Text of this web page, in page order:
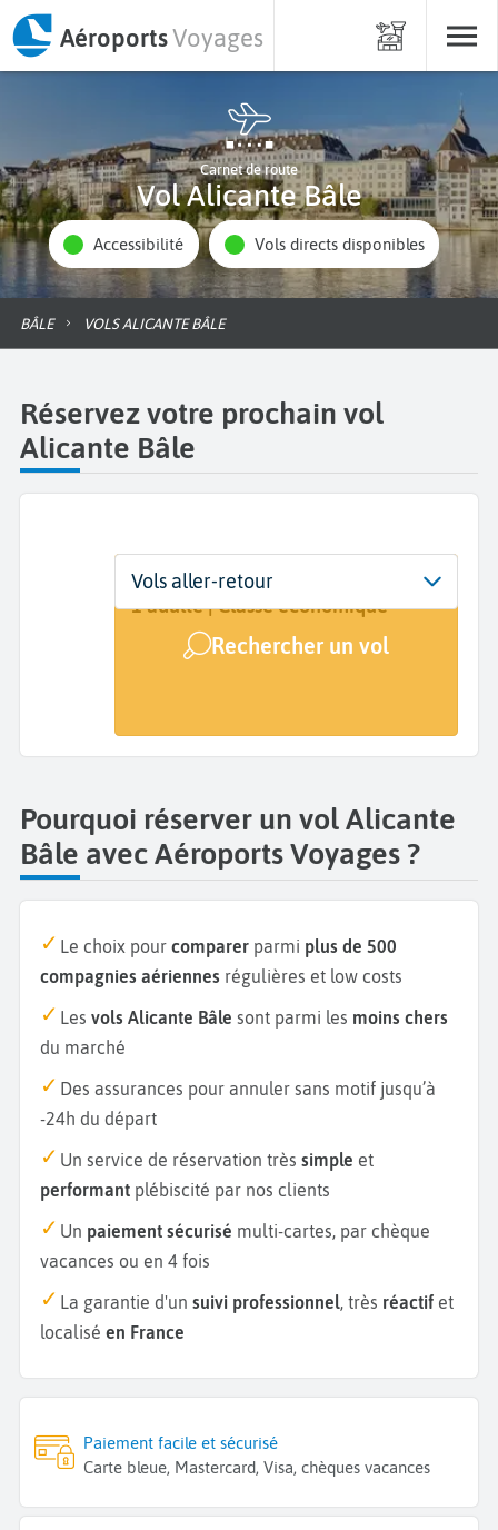
AéroportsVoyages
Carnet de route
Vol Alicante Bâle
Accessibilité Vols directs disponibles
BÂLE VOLS ALICANTE BÂLE
Réservez votre prochain vol
Alicante Bâle
Départ
Alicante (ALC)
Dates
Dates de votre voyage
Voyageurs | Classe
1 adulte | Classe économique
Rechercher un vol
Vols aller-retour
Pourquoi réserver un vol Alicante
Bâle avec Aéroports Voyages ?
Le choix pour comparer parmi plus de 500
compagnies aériennes régulières et low costs
Les vols Alicante Bâle sont parmi les moins chers
du marché
Des assurances pour annuler sans motif jusqu’à
-24h du départ
Un service de réservation très simple et
performant plébiscité par nos clients
Un paiement sécurisé multi-cartes, par chèque
vacances ou en 4 fois
La garantie d'un suivi professionnel, très réactif et
localisé en France
Paiement facile et sécurisé
Carte bleue, Mastercard, Visa, chèques vacances